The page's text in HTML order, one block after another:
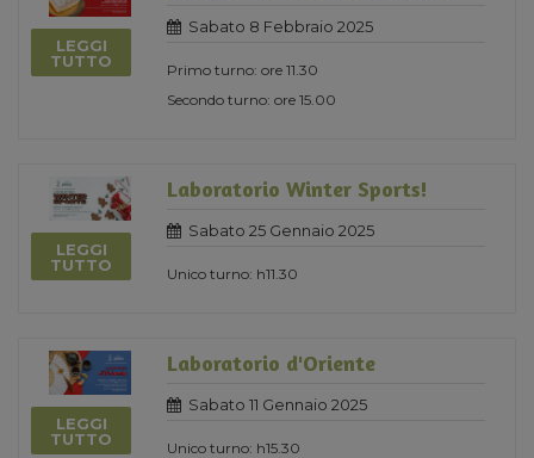
LEGGI
TUTTO
Sabato 8 Febbraio 2025
Primo turno: ore 11.30
Secondo turno: ore 15.00
LEGGI
TUTTO
Laboratorio Winter Sports!
Sabato 25 Gennaio 2025
Unico turno: h11.30
LEGGI
TUTTO
Laboratorio d'Oriente
Sabato 11 Gennaio 2025
Unico turno: h15.30